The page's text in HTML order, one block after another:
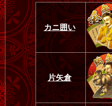
カニ囲い
片矢倉